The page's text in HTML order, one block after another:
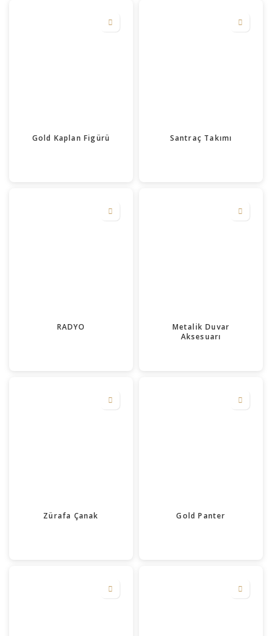
Gold Kaplan Figürü Santraç Takımı
RADYO
Metalik Duvar
Aksesuarı
Zürafa Çanak Gold Panter